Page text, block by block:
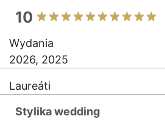
10
Wydania
2026, 2025
Laureáti
Stylika wedding